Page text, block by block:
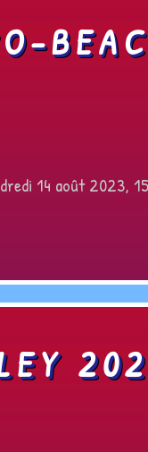
14 août 2023,